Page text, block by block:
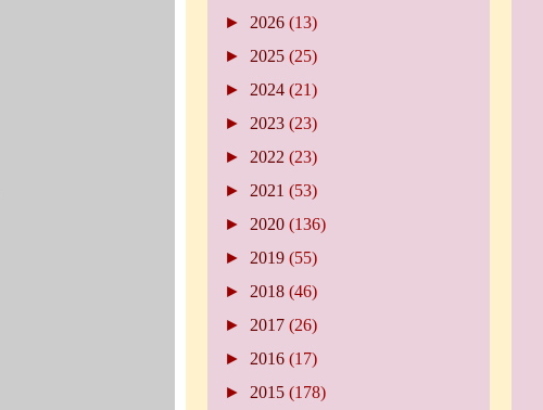
► 2026 (13)
► 2025 (25)
► 2024 (21)
► 2023 (23)
► 2022 (23)
► 2021 (53)
► 2020 (136)
► 2019 (55)
► 2018 (46)
► 2017 (26)
► 2016 (17)
► 2015 (178)